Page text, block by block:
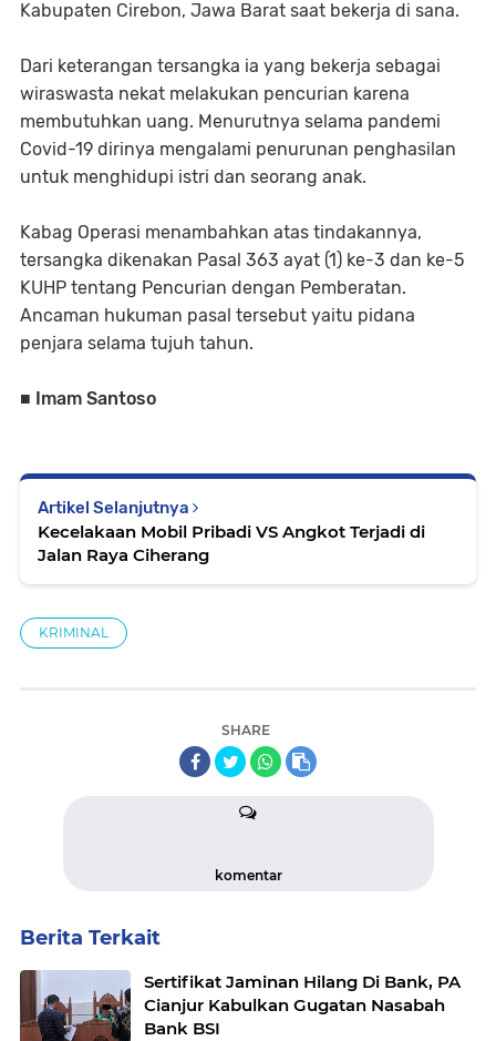
Kabupaten Cirebon, Jawa Barat saat bekerja di sana.
Dari keterangan tersangka ia yang bekerja sebagai
wiraswasta nekat melakukan pencurian karena
membutuhkan uang. Menurutnya selama pandemi
Covid-19 dirinya mengalami penurunan penghasilan
untuk menghidupi istri dan seorang anak.
Kabag Operasi menambahkan atas tindakannya,
tersangka dikenakan Pasal 363 ayat (1) ke-3 dan ke-5
KUHP tentang Pencurian dengan Pemberatan.
Ancaman hukuman pasal tersebut yaitu pidana
penjara selama tujuh tahun.
■ Imam Santoso
Artikel Selanjutnya
Kecelakaan Mobil Pribadi VS Angkot Terjadi di
Jalan Raya Ciherang
KRIMINAL
SHARE
komentar
Berita Terkait
Sertifikat Jaminan Hilang Di Bank, PA
Cianjur Kabulkan Gugatan Nasabah
Bank BSI